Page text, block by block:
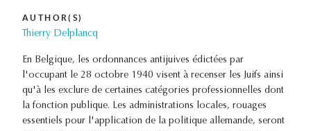
AUTHOR(S)
Thierry Delplancq
En Belgique, les ordonnances antijuives édictées par
l'occupant le 28 octobre 1940 visent à recenser les Juifs ainsi
qu'à les exclure de certaines catégories professionnelles dont
la fonction publique. Les administrations locales, rouages
essentiels pour l'application de la politique allemande, seront